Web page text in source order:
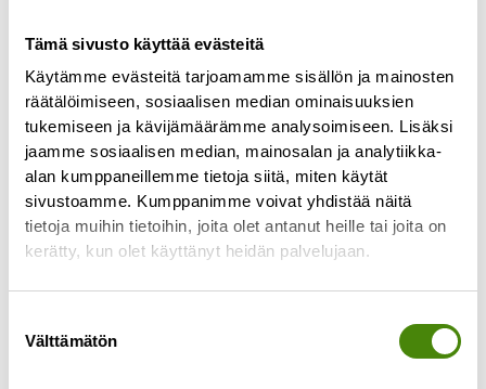
Tämä sivusto käyttää evästeitä
Käytämme evästeitä tarjoamamme sisällön ja mainosten
räätälöimiseen, sosiaalisen median ominaisuuksien
tukemiseen ja kävijämäärämme analysoimiseen. Lisäksi
jaamme sosiaalisen median, mainosalan ja analytiikka-
alan kumppaneillemme tietoja siitä, miten käytät
sivustoamme. Kumppanimme voivat yhdistää näitä
tietoja muihin tietoihin, joita olet antanut heille tai joita on
kerätty, kun olet käyttänyt heidän palvelujaan.
valinta
Välttämätön